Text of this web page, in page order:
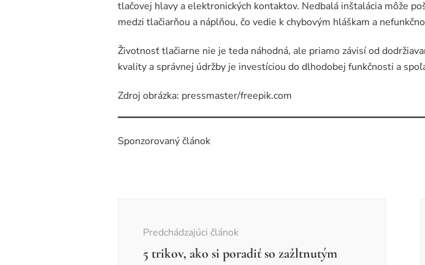
tlačovej hlavy a elektronických kontaktov. Nedbalá inštalácia môže
medzi tlačiarňou a náplňou, čo vedie k chybovým hláškam a
Životnosť tlačiarne nie je teda náhodná, ale priamo závisí od
kvality a správnej údržby je investíciou do dlhodobej funkčnosti a
Zdroj obrázka: pressmaster/freepik.com
Sponzorovaný článok
článkuPredchádzajúci článok
5 trikov, ako si poradiť so zažltnutým